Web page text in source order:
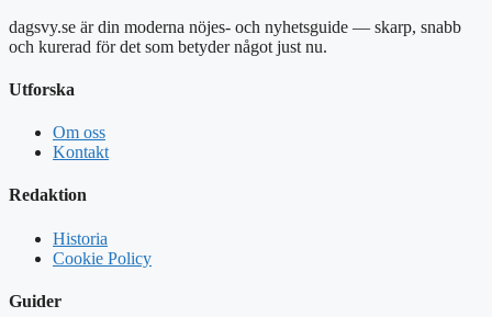
dagsvy.se är din moderna nöjes- och nyhetsguide — skarp, snabb
och kurerad för det som betyder något just nu.
Utforska
Om oss
Kontakt
Redaktion
Historia
Cookie Policy
Guider